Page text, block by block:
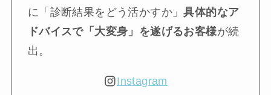
に「診断結果をどう活かすか」具体的なア
ドバイスで「大変身」を遂げるお客様が続
出。
Instagram